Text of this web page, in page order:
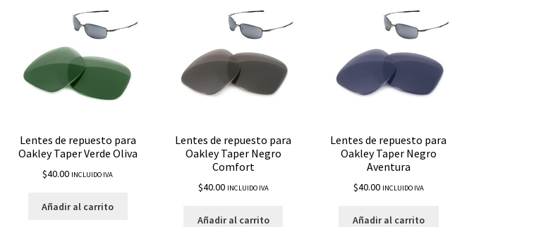
Lentes de repuesto para
Oakley Taper Verde Oliva
$40.00 INCLUIDO IVA
Añadir al carrito
Lentes de repuesto para
Oakley Taper Negro
Comfort
$40.00 INCLUIDO IVA
Añadir al carrito
Lentes de repuesto para
Oakley Taper Negro
Aventura
$40.00 INCLUIDO IVA
Añadir al carrito